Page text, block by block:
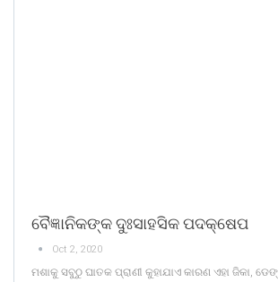
ବୈଜ୍ଞାନିକଙ୍କ ଦୁଃସାହସିକ ପଦକ୍ଷେପ
Oct 2, 2020
ମଶାକୁ ସବୁଠୁ ଘାତକ ପ୍ରାଣୀ କୁହାଯାଏ କାରଣ ଏହା ଜିକା,